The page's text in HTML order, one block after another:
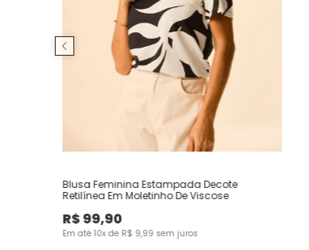
Blusa Feminina Estampada Decote
Retilínea Em Moletinho De Viscose
R$99,90
Em até10x de R$ 9,99 sem juros